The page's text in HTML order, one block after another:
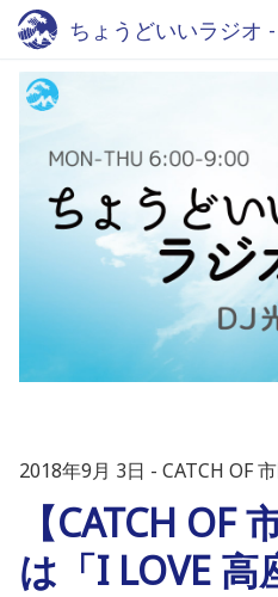
ちょうどいいラジオ
2018年9月 3日 CATCH OF
【CATCH OF
は「I LOVE 高